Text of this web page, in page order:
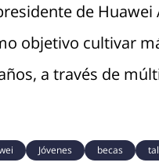
de
objetivo cultivar
a través de
Jóvenes becas